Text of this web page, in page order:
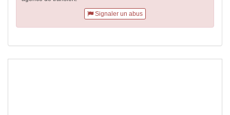
Signaler un abus